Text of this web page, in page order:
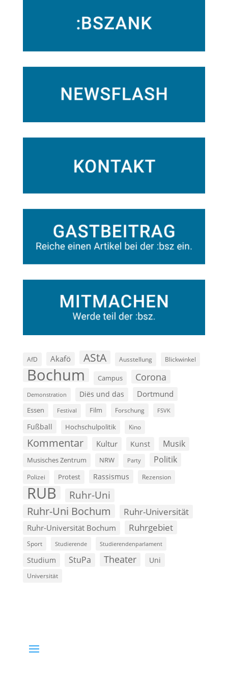
AfD Akafö AStA Ausstellung Blickwinkel
Bochum Campus Corona
Demonstration Diës und das Dortmund
Essen Festival Film Forschung FSVK
Fußball Hochschulpolitik Kino
Kommentar Kultur Kunst Musik
Musisches Zentrum NRW Party Politik
Polizei Protest Rassismus Rezension
RUB Ruhr-Uni
Ruhr-Uni Bochum Ruhr-Universität
Ruhr-Universität Bochum Ruhrgebiet
Sport Studierende Studierendenparlament
Studium StuPa Theater Uni
Universität